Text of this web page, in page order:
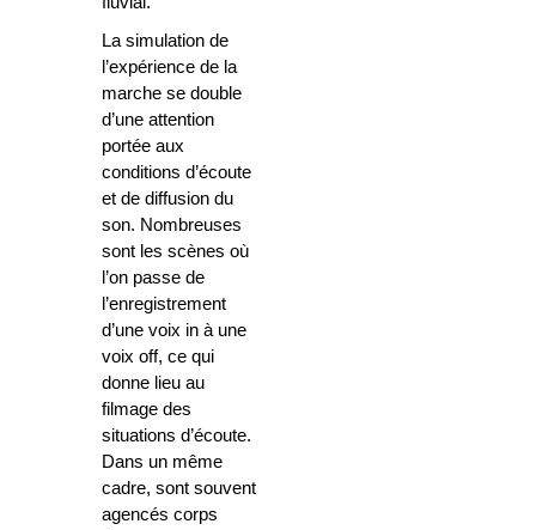
La simulation de
l’expérience de la
marche se double
d’une attention
portée aux
conditions d’écoute
et de diffusion du
son. Nombreuses
sont les scènes où
l’on passe de
l’enregistrement
d’une voix in à une
voix off, ce qui
donne lieu au
filmage des
situations d’écoute.
Dans un même
cadre, sont souvent
agencés corps